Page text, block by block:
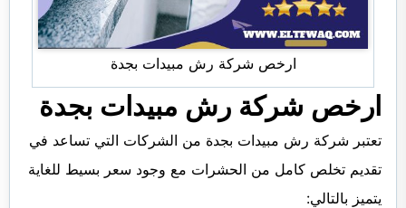
ارخص شركة رش مبيدات بجدة
ارخص شركة رش مبيدات بجدة
تعتبر شركة رش مبيدات بجدة من الشركات التي تساعد في
تقديم تخلص كامل من الحشرات مع وجود سعر بسيط للغاية
يتميز بالتالي: